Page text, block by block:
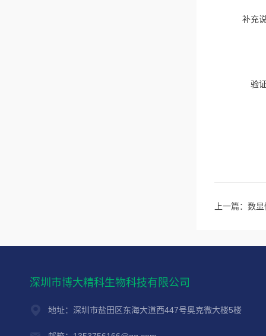
补充
验
上一篇： 数显
深圳市博大精科生物科技有限公司
地址：深圳市盐田区东海大道西447号奥克微大楼5楼